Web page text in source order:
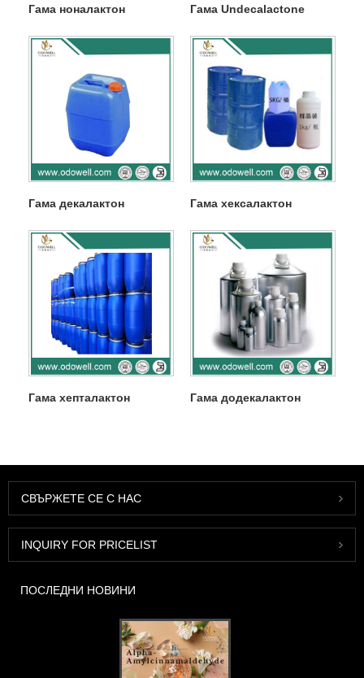
Гама ноналактон Гама Undecalactone
Гама декалактон Гама хексалактон
Гама хепталактон Гама додекалактон
СВЪРЖЕТЕ СЕ С НАС
INQUIRY FOR PRICELIST
ПОСЛЕДНИ НОВИНИ